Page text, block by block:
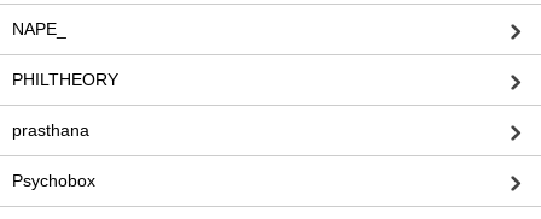
NAPE_
PHILTHEORY
prasthana
Psychobox